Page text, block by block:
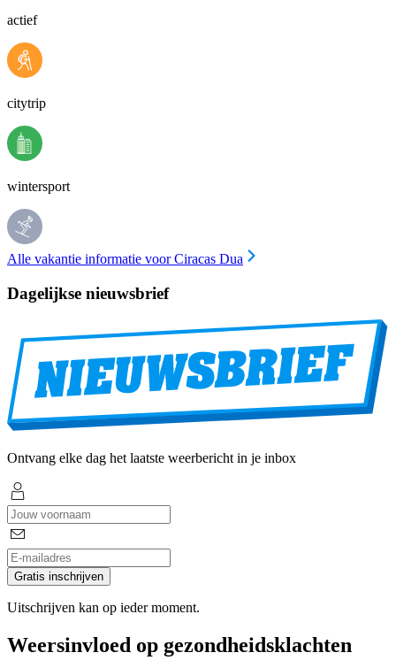
actief
citytrip
wintersport
Alle vakantie informatie voor Ciracas Dua
Dagelijkse nieuwsbrief
Ontvang elke dag het laatste weerbericht in je inbox
Gratis inschrijven
Uitschrijven kan op ieder moment.
Weersinvloed op gezondheidsklachten